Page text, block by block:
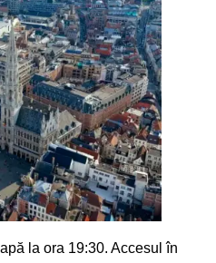
la ora 19:30. Accesul în